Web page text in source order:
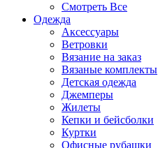
Смотреть Все
Одежда
Аксессуары
Ветровки
Вязание на заказ
Вязаные комплекты
Детская одежда
Джемперы
Жилеты
Кепки и бейсболки
Куртки
Офисные рубашки